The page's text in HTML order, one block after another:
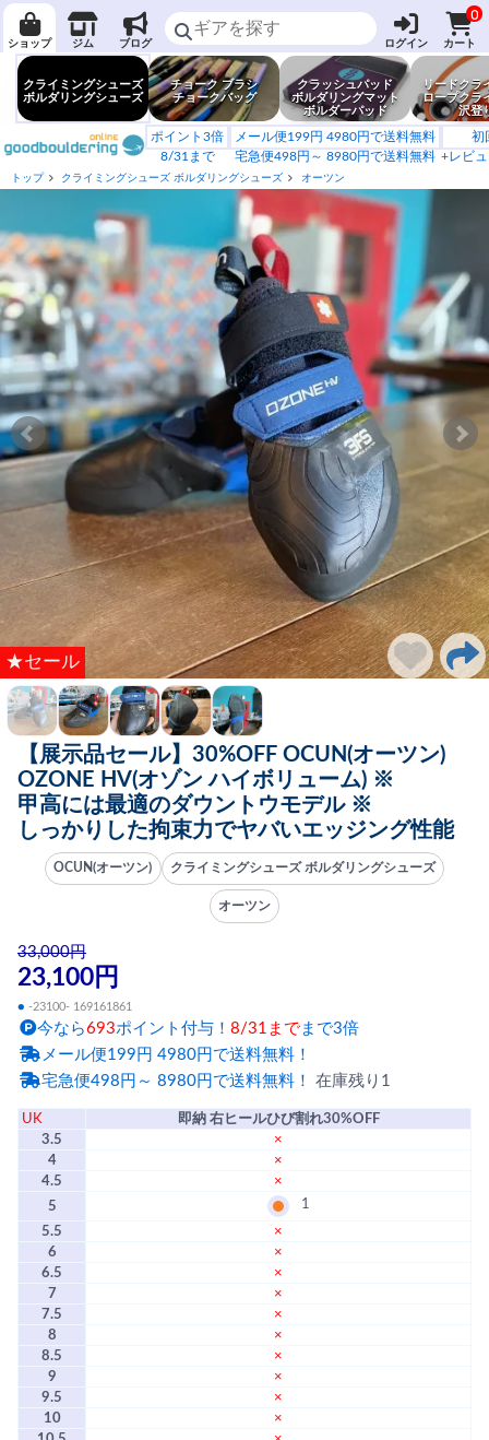
ショップ ジム ブログ ログイン
0
カート
クライミングシューズ
ボルダリングシューズ
チョーク ブラシ
チョークバッグ
クラッシュパッド
ボルダリングマット
ボルダーパッド
リードクラ
ロープクラ
沢登
ポイント3倍
8/31まで
メール便199円 4980円で送料無料
宅急便498円～ 8980円で送料無料
初
+レビ
トップ クライミングシューズ ボルダリングシューズ オーツン
★セール
【展示品セール】30%OFF OCUN(オーツン)
OZONE HV(オゾン ハイボリューム) ※
甲高には最適のダウントウモデル ※
しっかりした拘束力でヤバいエッジング性能
OCUN(オーツン) クライミングシューズ ボルダリングシューズ
オーツン
33,000円
23,100円
● -23100- 169161861
今なら693ポイント付与！ 8/31まで まで3倍
メール便199円 4980円で送料無料！
宅急便498円～ 8980円で送料無料！ 在庫残り1
UK
即納 右ヒールひび割れ30%OFF
3.5
×
4
×
4.5
×
5
1
5.5
×
6
×
6.5
×
7
×
7.5
×
8
×
8.5
×
9
×
9.5
×
10
×